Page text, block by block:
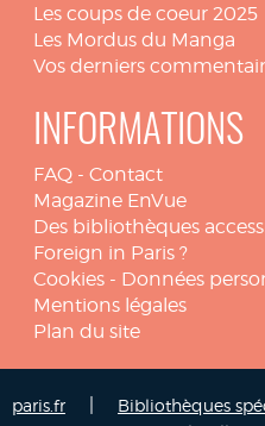
Les coups de coeur 2025
Les Mordus du Manga
Vos derniers
INFORMATIONS
FAQ - Contact
Magazine EnVue
Des bibliothèques
Foreign in Paris ?
Cookies - Données
Mentions légales
Plan du site
paris.fr Bibliothèques